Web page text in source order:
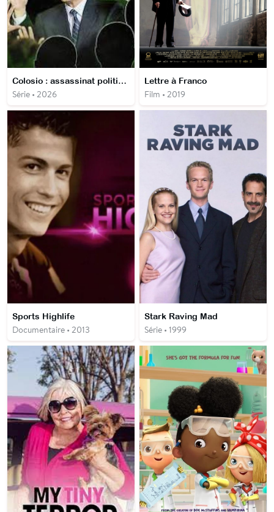
Colosio : assassinat politique
Série • 2026
Lettre à Franco
Film • 2019
Sports Highlife
Documentaire • 2013
Stark Raving Mad
Série • 1999